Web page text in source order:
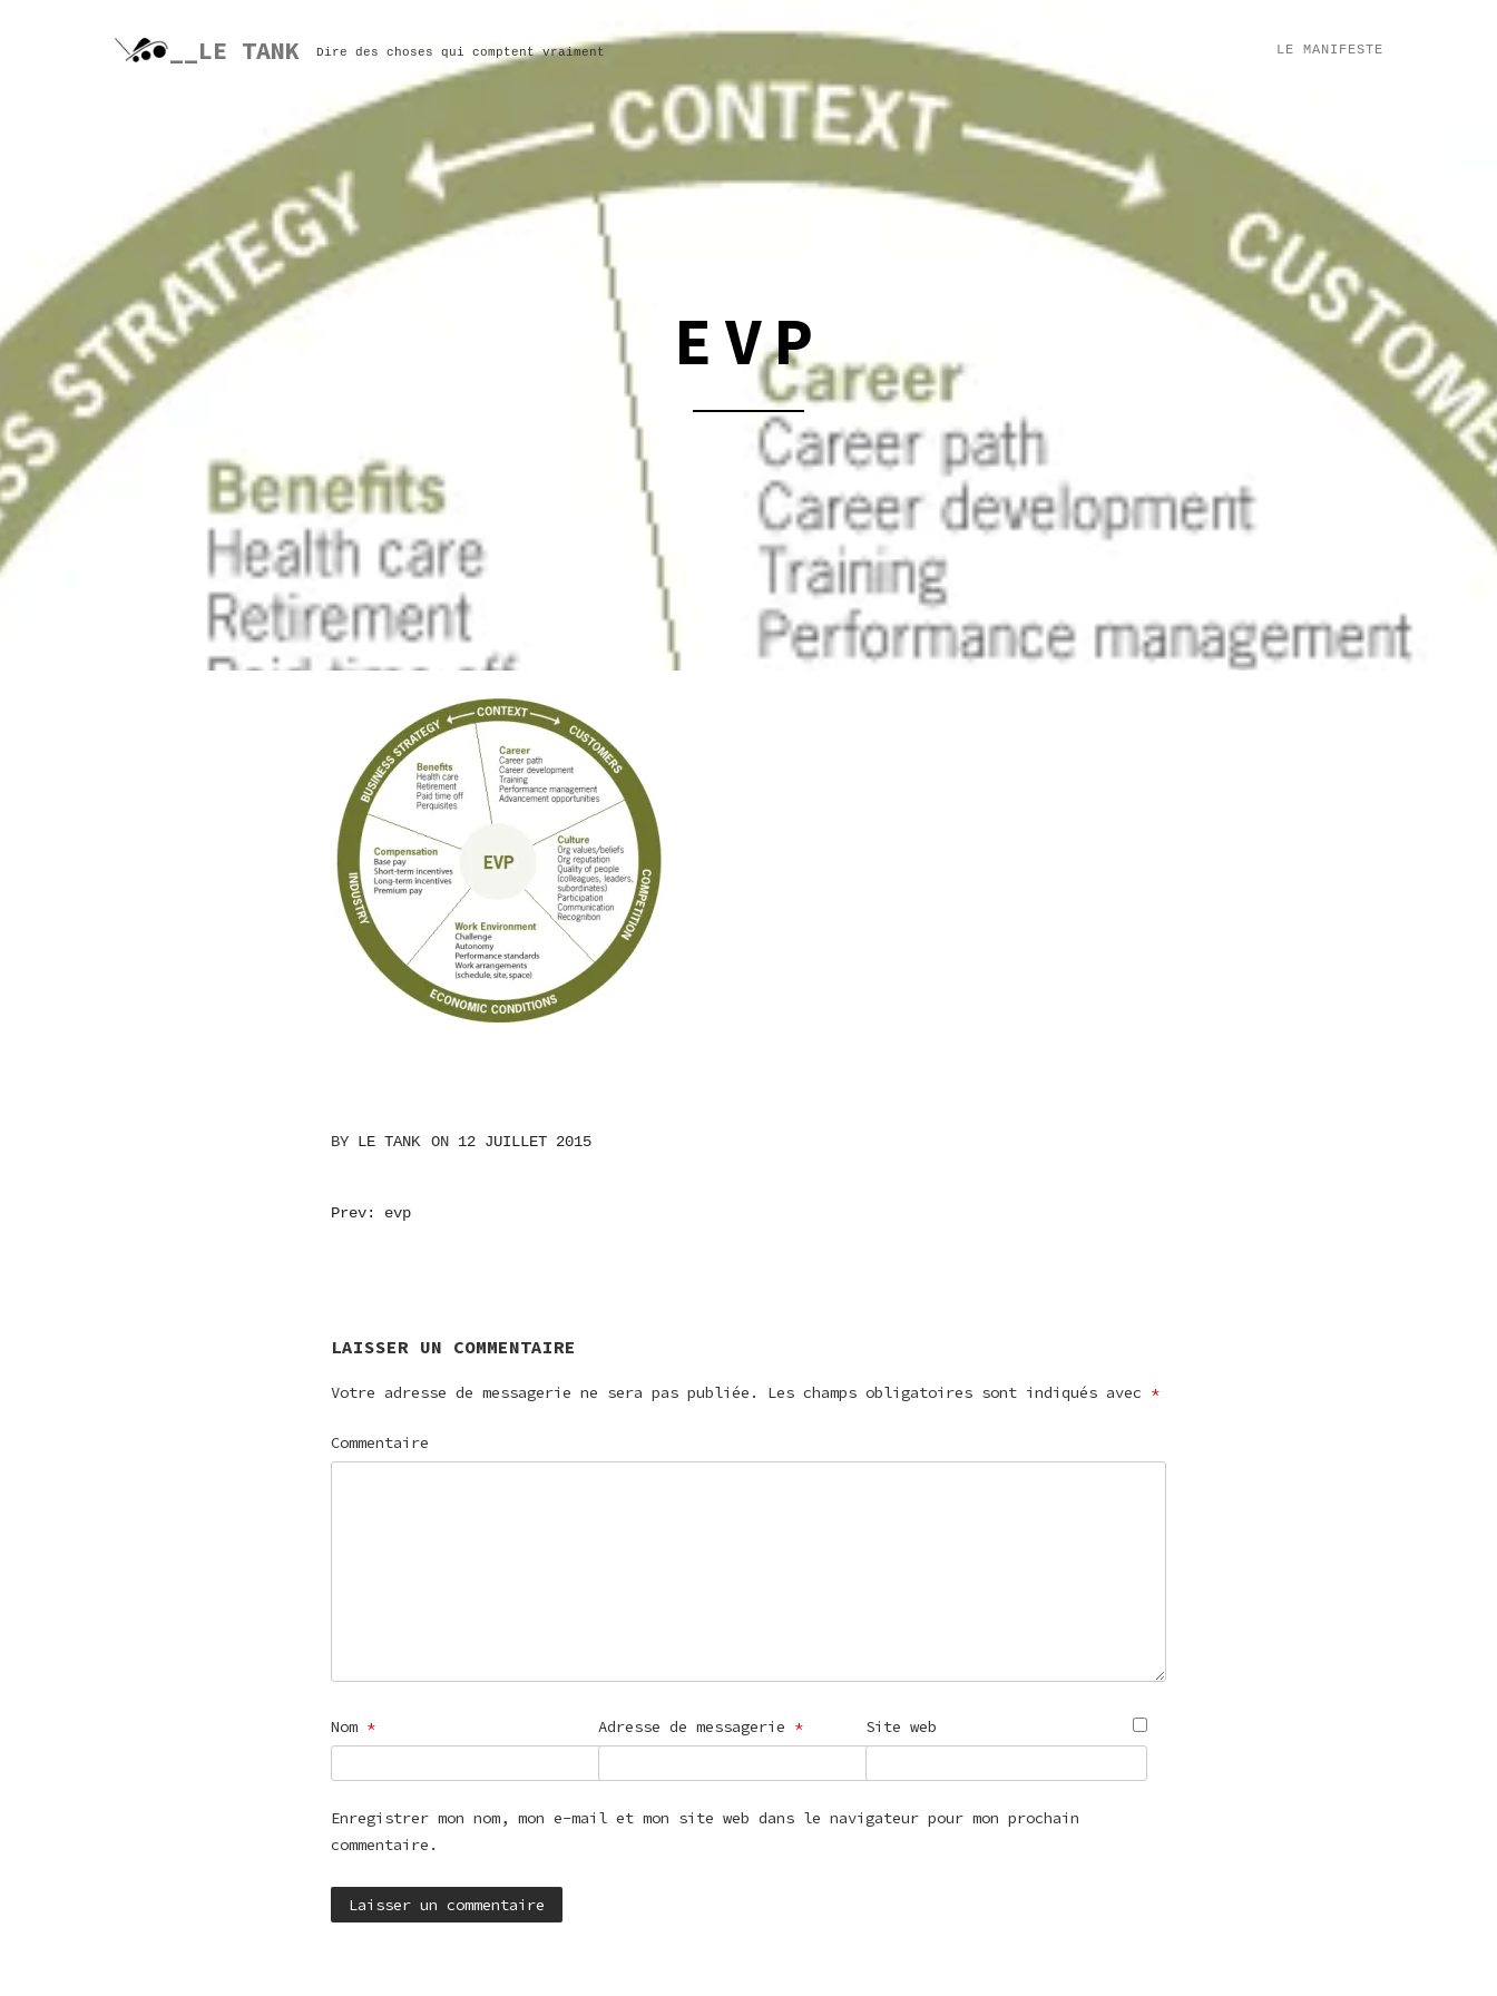
__LE TANK Dire des choses qui comptent vraiment LE MANIFESTE
EVP
BY LE TANK ON 12 JUILLET 2015
NAVIGATION
Prev: evp
LAISSER UN COMMENTAIRE
Votre adresse de messagerie ne sera pas publiée. Les champs obligatoires sont indiqués avec *
Commentaire
Nom * Adresse de messagerie * Site web
Enregistrer mon nom, mon e-mail et mon site web dans le navigateur pour mon prochain
commentaire.